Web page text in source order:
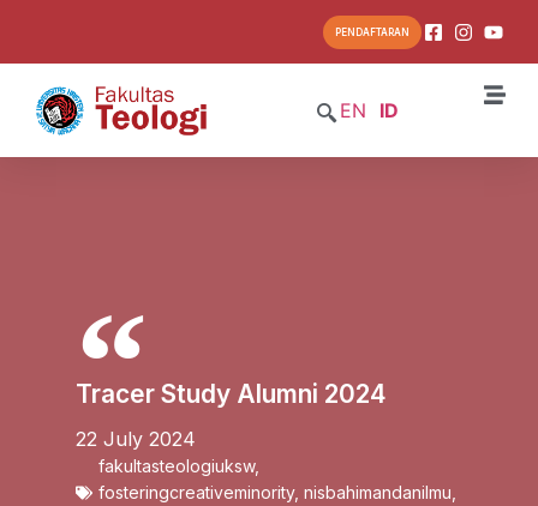
PENDAFTARAN
EN ID
Tracer Study Alumni 2024
22 July 2024
fakultasteologiuksw,
fosteringcreativeminority, nisbahimandanilmu